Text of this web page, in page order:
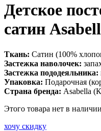
Детское
сатин
Ткань: Сатин (100%
Застежка наволочек:
Застежка пододеяльника:
Упаковка: Подарочная
Страна бренда: Asabella
Этого товара нет в
хочу скидку